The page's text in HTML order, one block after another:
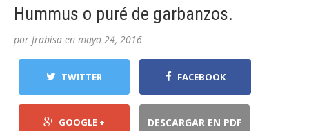
Hummus o puré de garbanzos.
por frabisa en mayo 24, 2016
TWITTER FACEBOOK
GOOGLE + DESCARGAR EN PDF